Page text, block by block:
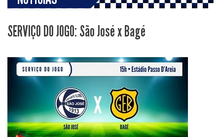
SERVIÇO DO JOGO: São José x Bagé